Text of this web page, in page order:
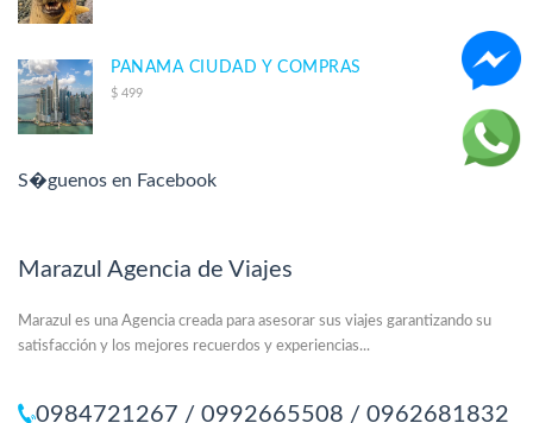
PANAMA CIUDAD Y COMPRAS
$ 499
S�guenos en Facebook
Marazul Agencia de Viajes
Marazul es una Agencia creada para asesorar sus viajes garantizando su
satisfacción y los mejores recuerdos y experiencias...
0984721267 / 0992665508 / 0962681832